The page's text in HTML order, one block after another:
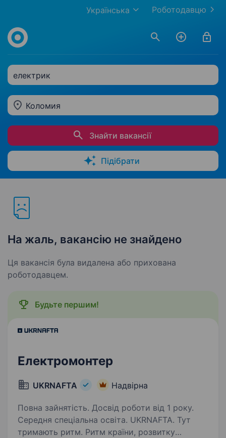
Роботодавцю
Українська
електрик
Коломия
Знайти вакансії
Підібрати
На жаль, вакансію не знайдено
Ця вакансія була видалена або прихована
роботодавцем.
Будьте першим!
Електромонтер
UKRNAFTA Надвірна
Повна зайнятість. Досвід роботи від 1 року.
Середня спеціальна освіта. UKRNAFTA. Тут
тримають ритм. Ритм країни, розвитку